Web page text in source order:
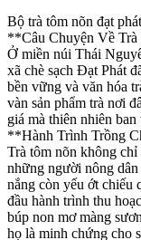
Bộ trà tôm nõn đạt
**Câu Chuyện Về
Ở miền núi Thái
xã chè sạch Đạt Phát
bền vững và văn hóa
vàn sản phẩm trà nơi
giá mà thiên nhiên ban
**Hành Trình Trồng
Trà tôm nõn không chỉ
những người nông
nắng còn yếu ớt chiếu
đầu hành trình thu
búp non mơ màng
họ là minh chứng cho